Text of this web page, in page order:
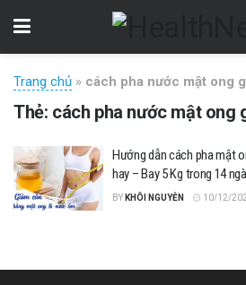
Trang chủ » cách pha nước mật ong
Thẻ: cách pha nước mật ong
Hướng dẫn cách pha mật
hay – Bay 5 Kg trong 14
BY KHÔI NGUYỄN 10/12/